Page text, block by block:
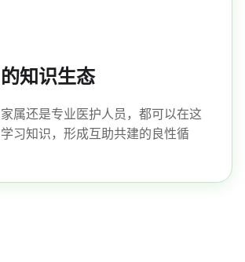
知识生态
属还是专业医护人员，都可以在这
习知识，形成互助共建的良性循